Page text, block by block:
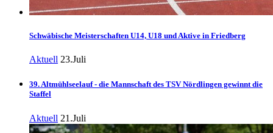
Schwäbische Meisterschaften U14, U18 und Aktive in Friedberg
Aktuell 23.Juli
39. Altmühlseelauf - die Mannschaft des TSV Nördlingen gewinnt die
Staffel
Aktuell 21.Juli